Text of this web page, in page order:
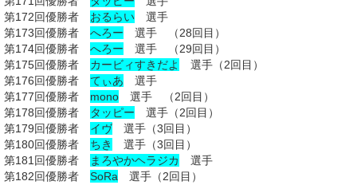
第172回優勝者 おるらい 選手
第173回優勝者 へろー 選手 （28回目）
第174回優勝者 へろー 選手 （29回目）
第175回優勝者 カービィすきだよ
選手（2回目）
第176回優勝者 てぃあ 選手
第177回優勝者 mono 選手 （2回目）
第178回優勝者
タッピー 選手（2回目）
第179回優勝者 イヴ 選手（3回目）
第180回優勝者 ちき
選手（3回目）
第181回優勝者
まろやかヘラジカ
選手
第182回優勝者 SoRa 選手（2回目）